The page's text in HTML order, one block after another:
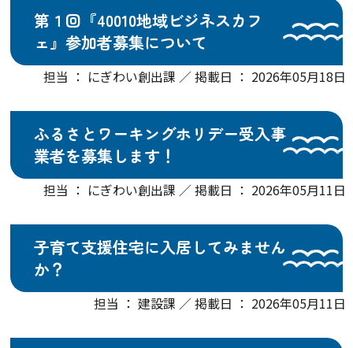
第１回『40010地域ビジネスカフ
ェ』参加者募集について
担当 ： にぎわい創出課 ／ 掲載日 ： 2026年05月18日
ふるさとワーキングホリデー受入事
業者を募集します！
担当 ： にぎわい創出課 ／ 掲載日 ： 2026年05月11日
子育て支援住宅に入居してみません
か？
担当 ： 建設課 ／ 掲載日 ： 2026年05月11日